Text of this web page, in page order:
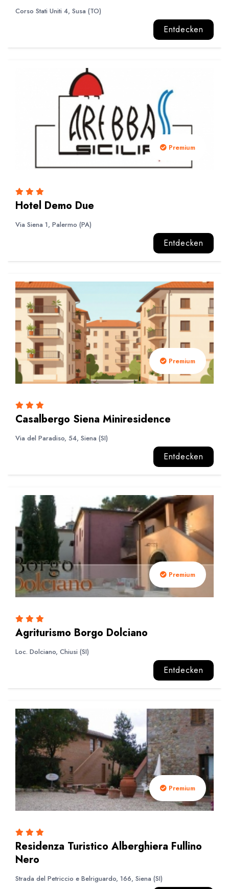
Corso Stati Uniti 4, Susa (TO)
Entdecken
Premium
Hotel Demo Due
Via Siena 1, Palermo (PA)
Entdecken
Premium
Casalbergo Siena Miniresidence
Via del Paradiso, 54, Siena (SI)
Entdecken
Premium
Agriturismo Borgo Dolciano
Loc. Dolciano, Chiusi (SI)
Entdecken
Premium
Residenza Turistico Alberghiera Fullino
Nero
Strada del Petriccio e Belriguardo, 166, Siena (SI)